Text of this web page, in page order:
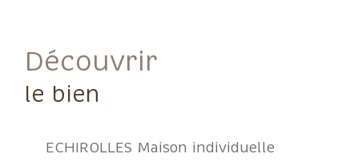
découvrir
le bien
ECHIROLLES Maison individuelle